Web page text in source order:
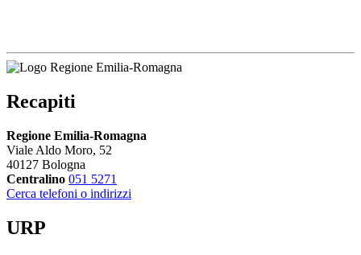
Recapiti
Regione Emilia-Romagna
Viale Aldo Moro, 52
40127 Bologna
Centralino 051 5271
Cerca telefoni o indirizzi
URP